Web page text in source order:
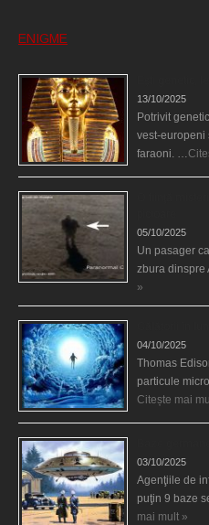
ENIGME
13/10/2025
Potrivit
vest-europeni
faraoni. …
05/10/2025
Un pasager
zbura dinspre
»
04/10/2025
Thomas
particule
Citește mai
03/10/2025
Agenţiile de
puţin 9 baze
mai mult »